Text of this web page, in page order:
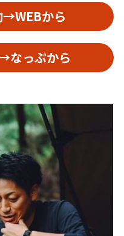
→WEBから
なっぷから